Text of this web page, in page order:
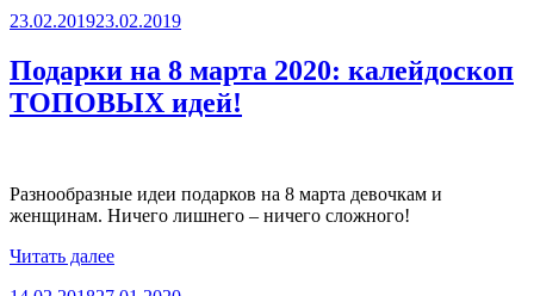
8
своими
руками
для
бабушек»
Опубликовано
23.02.201923.02.2019
Подарки на 8 марта 2020: калейдоскоп
ТОПОВЫХ идей!
Разнообразные идеи подарков на 8 марта девочкам и
женщинам. Ничего лишнего – ничего сложного!
Читать далее«Подарки